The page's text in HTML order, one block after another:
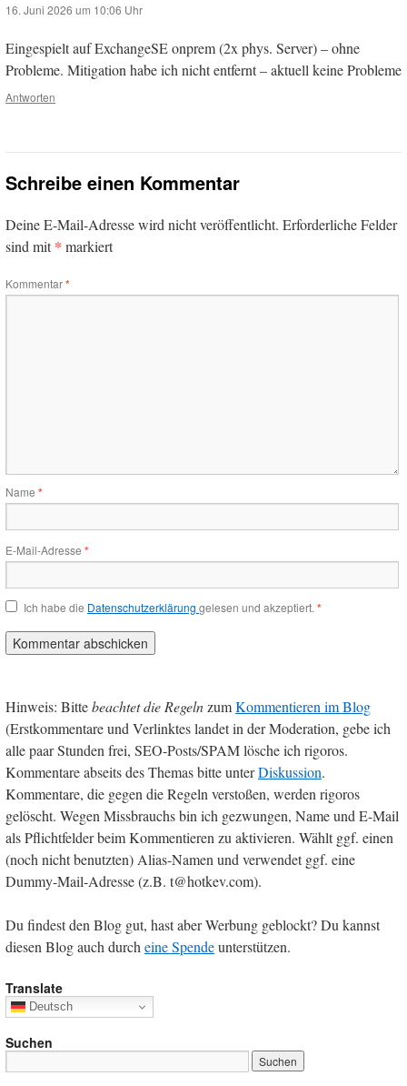
16. Juni 2026 um 10:06 Uhr
Eingespielt auf ExchangeSE onprem (2x phys. Server) – ohne
Probleme. Mitigation habe ich nicht entfernt – aktuell keine Probleme
Antworten
Schreibe einen Kommentar
Deine E-Mail-Adresse wird nicht veröffentlicht. Erforderliche Felder
sind mit* markiert
Kommentar*
Name *
E-Mail-Adresse *
Ich habe die Datenschutzerklärung gelesen und akzeptiert. *
Hinweis: Bittebeachtet die RegelnzumKommentieren im Blog
(Erstkommentare und Verlinktes landet in der Moderation, gebe ich
alle paar Stunden frei, SEO-Posts/SPAM lösche ich rigoros.
Kommentare abseits des Themas bitte unterDiskussion.
Kommentare, die gegen die Regeln verstoßen, werden rigoros
gelöscht. Wegen Missbrauchs bin ich gezwungen, Name und E-Mail
als Pflichtfelder beim Kommentieren zu aktivieren. Wählt ggf. einen
(noch nicht benutzten) Alias-Namen und verwendet ggf. eine
Dummy-Mail-Adresse (z.B. t@hotkev.com).
Du findest den Blog gut, hast aber Werbung geblockt? Du kannst
diesen Blog auch durch eine Spendeunterstützen.
Translate
Deutsch
Suchen